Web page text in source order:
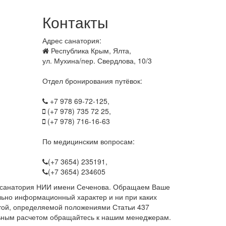
Контакты
Адрес санатория:
Республика Крым, Ялта,
ул. Мухина/пер. Свердлова, 10/3
Отдел бронирования путёвок:
+7 978 69-72-125,
(+7 978) 735 72 25,
(+7 978) 716-16-63
По медицинским вопросам:
(+7 3654) 235191,
(+7 3654) 234605
НИИ имени Сеченова. Обращаем Ваше
информационный характер и ни при каких
определяемой положениями Статьи 437
расчетом обращайтесь к нашим менеджерам.